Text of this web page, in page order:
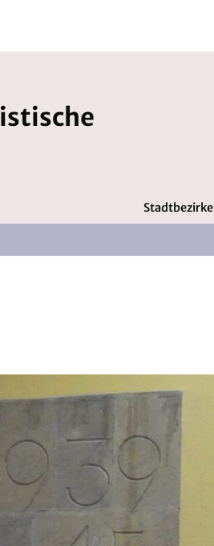
Stadtbezirke